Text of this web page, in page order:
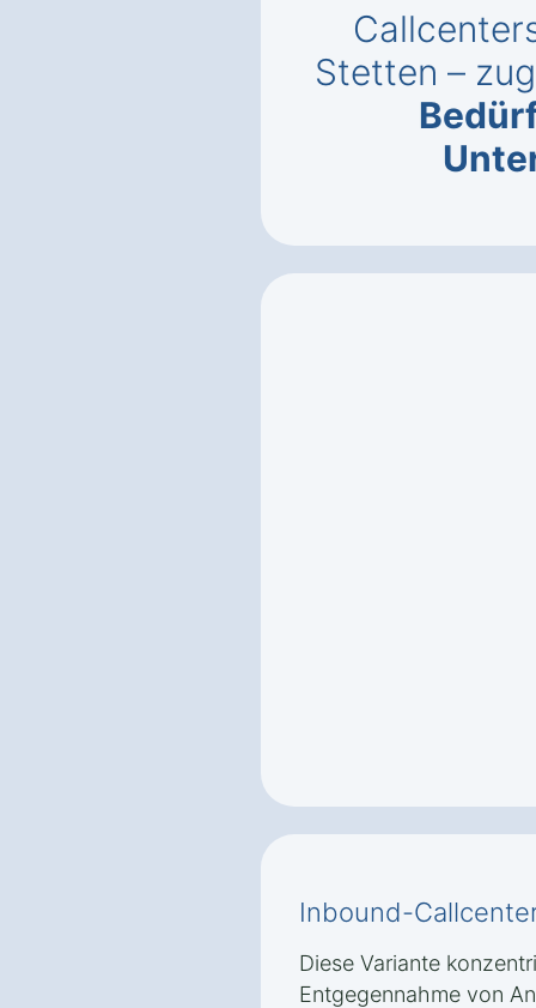
Stetten –
Inbound-
Diese Variante
Entgegennahme von